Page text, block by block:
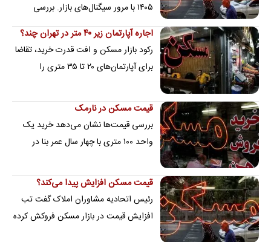
۱۴۰۵ با مرور سیگنال‌های بازار. بررسی
قیمت ملک و قیمت خانه تا اجاره خانه،
هزینه…
اجاره آپارتمان زیر ۴۰ متر در تهران چند؟
رکود بازار مسکن و افت قدرت خرید، تقاضا
برای آپارتمان‌های ۲۰ تا ۳۵ متری را
قیمت مسکن در نارمک
بررسی قیمت‌ها نشان می‌دهد خرید یک
واحد ۱۰۰ متری با چهار سال عمر بنا در
قیمت مسکن افزایش پیدا می‌کند؟
رئیس اتحادیه مشاوران املاک گفت تب
افزایش قیمت در بازار مسکن فروکش کرده